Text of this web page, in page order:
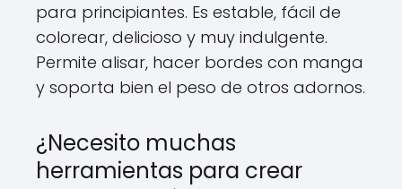
para principiantes. Es estable, fácil de
colorear, delicioso y muy indulgente.
Permite alisar, hacer bordes con manga
y soporta bien el peso de otros adornos.
¿Necesito muchas
herramientas para crear